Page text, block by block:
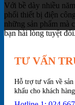
Với bề dày nhiều
phối thiết bị điện
những sản phẩm mà
bạn hài lòng tuyệt
TƯ VẤN
Hỗ trợ tư vấn về
khấu cho khách